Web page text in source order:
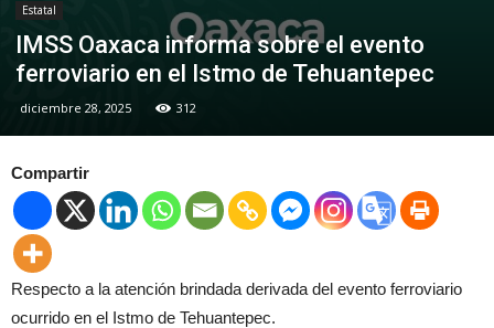
Estatal
IMSS Oaxaca informa sobre el evento
ferroviario en el Istmo de Tehuantepec
diciembre 28, 2025 312
Compartir
Respecto a la atención brindada derivada del evento ferroviario
ocurrido en el Istmo de Tehuantepec.